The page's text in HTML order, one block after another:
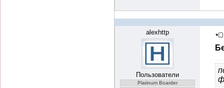
alexhttp
Пользователи
Platinum Boarder